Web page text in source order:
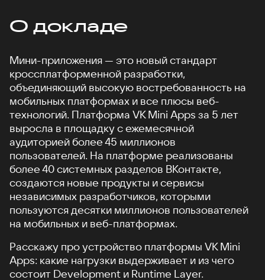
О докладе
Мини-приложения — это новый стандарт
кроссплатформенной разработки,
объединяющий высокую востребованность на
мобильных платформах и все плюсы веб-
технологий. Платформа VK Mini Apps за 5 лет
выросла в площадку с ежемесячной
аудиторией более 45 миллионов
пользователей. На платформе реализованы
более 40 системных разделов ВКонтакте,
создаются новые продукты и сервисы
независимых разработчиков, которыми
пользуются десятки миллионов пользователей
на мобильных и веб-платформах.
Расскажу про устройство платформы VK Mini
Apps: какие нагрузки выдерживает и из чего
состоит Development и Runtime Layer.